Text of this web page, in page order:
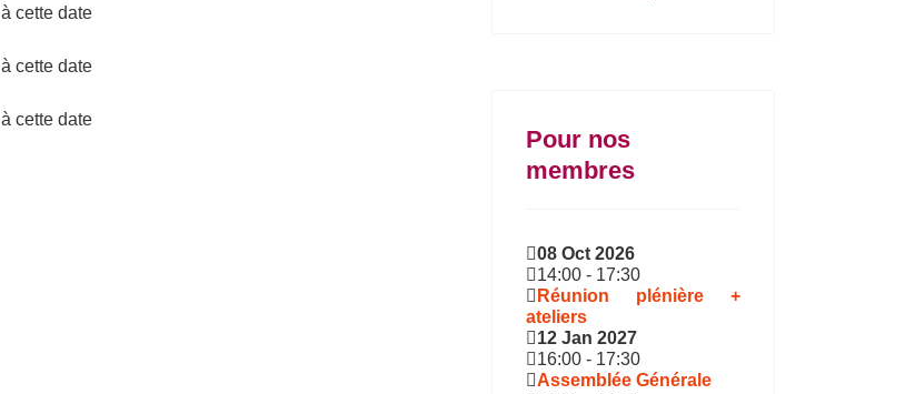
cette date
cette date
cette date
Pour nos
membres
08 Oct 2026
14:00 - 17:30
Réunion plénière +
ateliers
12 Jan 2027
16:00 - 17:30
Assemblée Générale